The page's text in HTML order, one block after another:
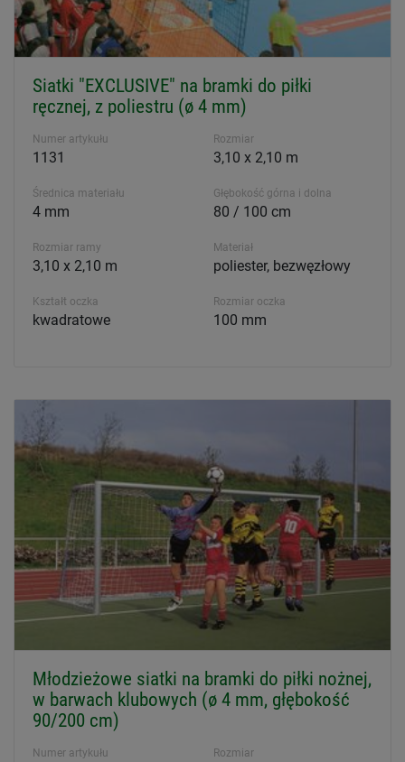
Siatki "EXCLUSIVE" na bramki do piłki
ręcznej, z poliestru (ø 4 mm)
Numer artykułu
1131
Rozmiar
3,10 x 2,10 m
Średnica materiału
4 mm
Głębokość górna i dolna
80 / 100 cm
Rozmiar ramy
3,10 x 2,10 m
Materiał
poliester, bezwęzłowy
Kształt oczka
kwadratowe
Rozmiar oczka
100 mm
Młodzieżowe siatki na bramki do piłki nożnej,
w barwach klubowych (ø 4 mm, głębokość
90/200 cm)
Numer artykułu Rozmiar